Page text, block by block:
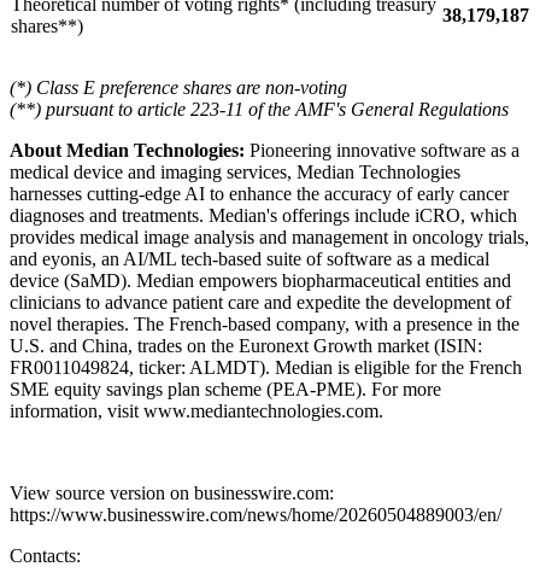
shares**)
38,179,187
(*) Class E preference shares are non-voting
(**) pursuant to article 223-11 of the AMF's General Regulations
About Median Technologies: Pioneering innovative software as a
medical device and imaging services, Median Technologies
harnesses cutting-edge AI to enhance the accuracy of early cancer
diagnoses and treatments. Median's offerings include iCRO, which
provides medical image analysis and management in oncology trials,
and eyonis, an AI/ML tech-based suite of software as a medical
device (SaMD). Median empowers biopharmaceutical entities and
clinicians to advance patient care and expedite the development of
novel therapies. The French-based company, with a presence in the
U.S. and China, trades on the Euronext Growth market (ISIN:
FR0011049824, ticker: ALMDT). Median is eligible for the French
SME equity savings plan scheme (PEA-PME). For more
information, visit www.mediantechnologies.com.
View source version on businesswire.com:
https://www.businesswire.com/news/home/20260504889003/en/
Contacts: